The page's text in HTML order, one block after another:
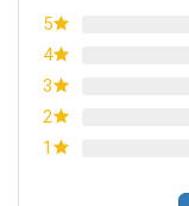
5
4
3
2
1